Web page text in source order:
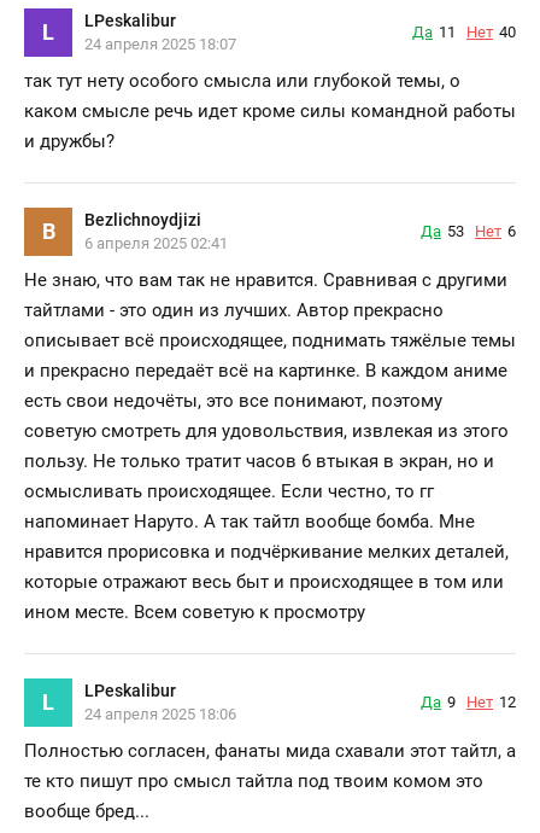
L LPeskalibur
24 апреля 2025 18:07
Да 11 Нет 40
так тут нету особого смысла или глубокой темы, о
каком смысле речь идет кроме силы командной работы
и дружбы?
B Bezlichnoydjizi
6 апреля 2025 02:41
Да 53 Нет 6
Не знаю, что вам так не нравится. Сравнивая с другими
тайтлами - это один из лучших. Автор прекрасно
описывает всё происходящее, поднимать тяжёлые темы
и прекрасно передаёт всё на картинке. В каждом аниме
есть свои недочёты, это все понимают, поэтому
советую смотреть для удовольствия, извлекая из этого
пользу. Не только тратит часов 6 втыкая в экран, но и
осмысливать происходящее. Если честно, то гг
напоминает Наруто. А так тайтл вообще бомба. Мне
нравится прорисовка и подчёркивание мелких деталей,
которые отражают весь быт и происходящее в том или
ином месте. Всем советую к просмотру
L LPeskalibur
24 апреля 2025 18:06
Да 9 Нет 12
Полностью согласен, фанаты мида схавали этот тайтл, а
те кто пишут про смысл тайтла под твоим комом это
вообще бред...